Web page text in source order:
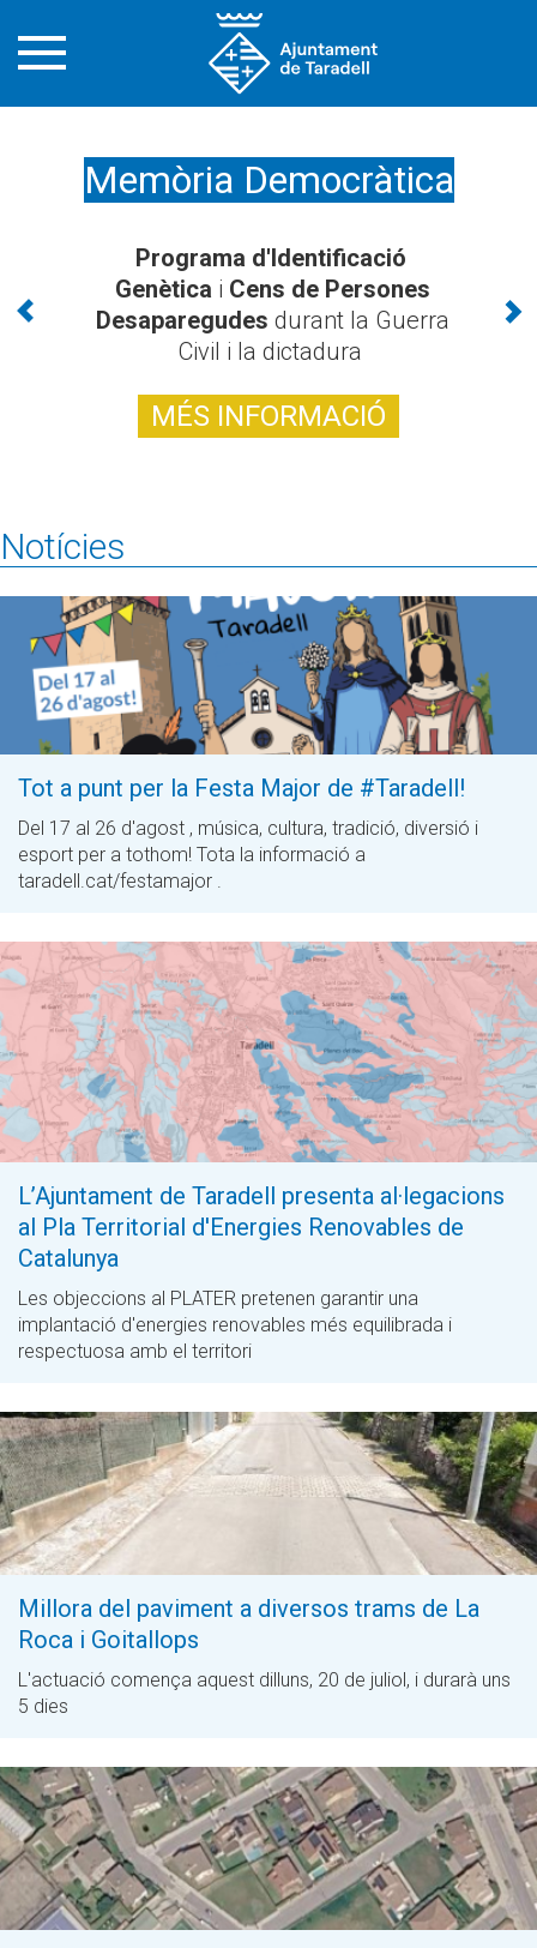
Memòria Democràtica
Programa d'Identificació
Genètica i Cens de Persones
Desaparegudes durant la Guerra
Civil i la dictadura
MÉS INFORMACIÓ
Notícies
Tot a punt per la Festa Major de #Taradell!
Del 17 al 26 d'agost , música, cultura, tradició, diversió i
esport per a tothom! Tota la informació a
taradell.cat/festamajor .
L’Ajuntament de Taradell presenta al·legacions
al Pla Territorial d'Energies Renovables de
Catalunya
Les objeccions al PLATER pretenen garantir una
implantació d'energies renovables més equilibrada i
respectuosa amb el territori
Millora del paviment a diversos trams de La
Roca i Goitallops
L'actuació comença aquest dilluns, 20 de juliol, i durarà uns
5 dies